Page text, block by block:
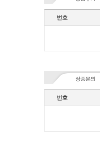
번호
번호